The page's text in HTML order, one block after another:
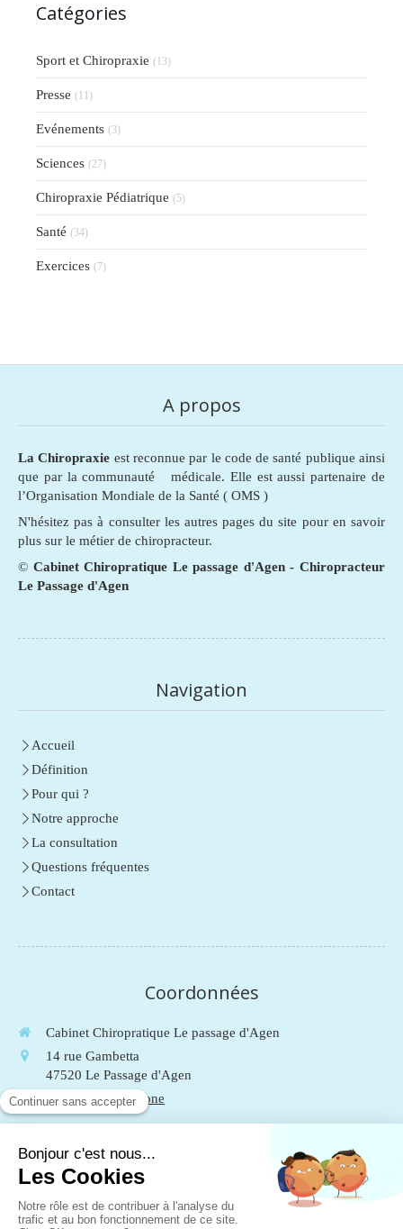
Catégories
Sport et Chiropraxie (13)
Presse (11)
Evénements (3)
Sciences (27)
Chiropraxie Pédiatrique (5)
Santé (34)
Exercices (7)
A propos
La Chiropraxie est reconnue par le code de santé publique ainsi
que par la communauté médicale. Elle est aussi partenaire de
l’Organisation Mondiale de la Santé ( OMS )
N'hésitez pas à consulter les autres pages du site pour en savoir
plus sur le métier de chiropracteur.
© Cabinet Chiropratique Le passage d'Agen - Chiropracteur
Le Passage d'Agen
Navigation
Accueil
Définition
Pour qui ?
Notre approche
La consultation
Questions fréquentes
Contact
Coordonnées
Cabinet Chiropratique Le passage d'Agen
14 rue Gambetta
47520 Le Passage d'Agen
Afficher le téléphone
LeSamedide9hà13h
Mentions légales